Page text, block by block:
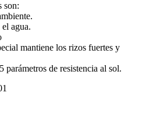
son:
agua.
mantiene los rizos fuertes y
parámetros de resistencia al sol.